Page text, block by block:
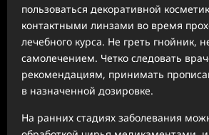
пользоваться декоративной
контактными линзами во время
лечебного курса. Не греть гнойник,
самолечением. Четко следовать
рекомендациям, принимать
в назначенной дозировке.
На ранних стадиях заболевания